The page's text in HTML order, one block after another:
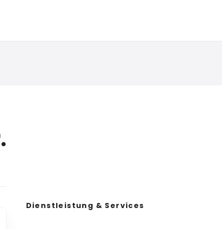
Dienstleistung & Services